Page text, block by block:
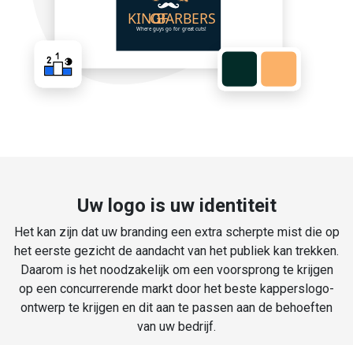
Uw logo is uw identiteit
Het kan zijn dat uw branding een extra scherpte mist die op
het eerste gezicht de aandacht van het publiek kan trekken.
Daarom is het noodzakelijk om een voorsprong te krijgen
op een concurrerende markt door het beste kapperslogo-
ontwerp te krijgen en dit aan te passen aan de behoeften
van uw bedrijf.